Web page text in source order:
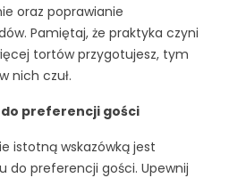
oraz poprawianie
Pamiętaj, że praktyka czyni
tortów przygotujesz, tym
nich czuł.
preferencji gości
istotną wskazówką jest
do preferencji gości. Upewnij